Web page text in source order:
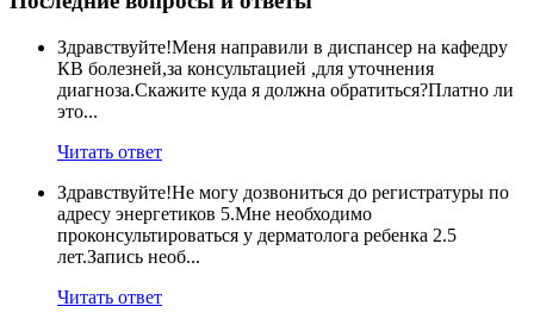
Здравствуйте!Меня направили в диспансер на кафедру
КВ болезней,за консультацией ,для уточнения
диагноза.Скажите куда я должна обратиться?Платно ли
это...
Читать ответ
Здравствуйте!Не могу дозвониться до регистратуры по
адресу энергетиков 5.Мне необходимо
проконсультироваться у дерматолога ребенка 2.5
лет.Запись необ...
Читать ответ